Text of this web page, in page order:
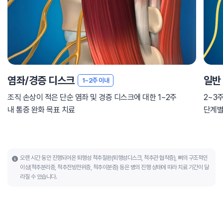
염좌/경증 디스크 1~2주 이내
조직 손상이 적은 단순 염좌 및 경증 디스크에 대한 1~2주
내 통증 완화 목표 치료
일
2~3
단계
오랜 시간 동안 진행되어온 퇴행성 척추질환(퇴행성디스크, 척추관 협착증), 뼈의 구조적인
이상(척추분리증, 척추전방전위증, 척추이분증) 등은 병의 진행 상태에 따라 치료 기간이 달
라질 수 있습니다.